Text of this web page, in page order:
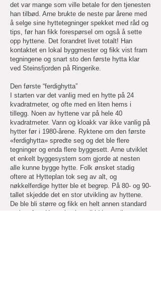
det var mange som ville betale for den tjenesten
han tilbød. Arne brukte de neste par årene med
å selge sine hyttetegninger spekket med råd og
tips, før han fikk forespørsel om også å sette
opp hyttene. Det forandret livet totalt! Han
kontaktet en lokal byggmester og fikk vist fram
tegningene og snart sto den første hytta klar
ved Steinsfjorden på Ringerike.
Den første “ferdighytta”
I starten var det vanlig med en hytte på 24
kvadratmeter, og ofte med en liten hems i
tillegg. Noen av hyttene var på hele 40
kvadratmeter. Vann og kloakk var ikke vanlig på
hytter før i 1980-årene. Ryktene om den første
«ferdighytta» spredte seg og det ble flere
tegninger og enda flere byggesett. Arne utviklet
et enkelt byggesystem som gjorde at nesten
alle kunne bygge hytte. Folk ønsket stadig
oftere at Hytteplan tok seg av alt, og
nøkkelferdige hytter ble et begrep. På 80- og 90-
tallet skjedde det en stor utvikling av hyttene.
De ble bli større og fikk en helt annen standard
og komfort. Hytteplan har alltid lyttet til